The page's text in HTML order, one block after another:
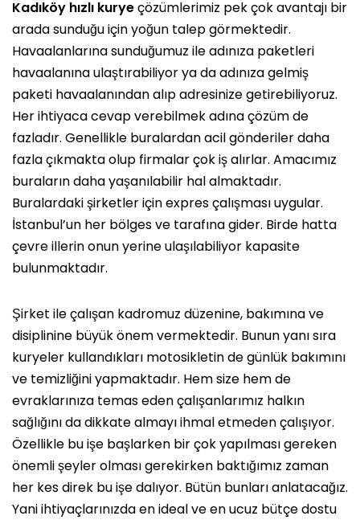
Kadıköy hızlı kuryeçözümlerimiz pek çok avantajı bir
arada sunduğu için yoğun talep görmektedir.
Havaalanlarına sunduğumuz ile adınıza paketleri
havaalanına ulaştırabiliyor ya da adınıza gelmiş
paketi havaalanından alıp adresinize getirebiliyoruz.
Her ihtiyaca cevap verebilmek adına çözüm de
fazladır. Genellikle buralardan acil gönderiler daha
fazla çıkmakta olup firmalar çok iş alırlar. Amacımız
buraların daha yaşanılabilir hal almaktadır.
Buralardaki şirketler için expres çalışması uygular.
İstanbul’un her bölges ve tarafına gider. Birde hatta
çevre illerin onun yerine ulaşılabiliyor kapasite
bulunmaktadır.
Şirket ile çalışan kadromuz düzenine, bakımına ve
disiplinine büyük önem vermektedir. Bunun yanı sıra
kuryeler kullandıkları motosikletin de günlük bakımını
ve temizliğini yapmaktadır. Hem size hem de
evraklarınıza temas eden çalışanlarımız halkın
sağlığını da dikkate almayı ihmal etmeden çalışıyor.
Özellikle bu işe başlarken bir çok yapılması gereken
önemli şeyler olması gerekirken baktığımız zaman
her kes direk bu işe dalıyor. Bütün bunları anlatacağız.
Yani ihtiyaçlarınızda en ideal ve en ucuz bütçe dostu